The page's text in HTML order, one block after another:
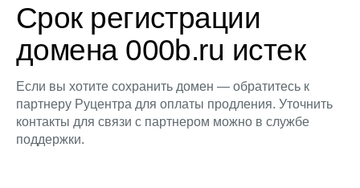
Срок регистрации
домена 000b.ru истек
Если вы хотите сохранить домен — обратитесь к
партнеру Руцентра для оплаты продления. Уточнить
контакты для связи с партнером можно в службе
поддержки.